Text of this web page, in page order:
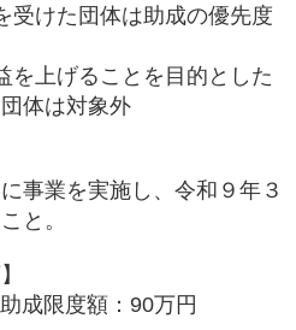
けた団体は助成の優先度
上げることを目的とした
体は対象外
事業を実施し、令和９年３
と。
度額：90万円